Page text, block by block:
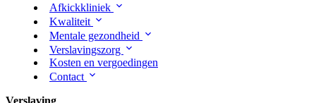
Afkickkliniek
Kwaliteit
Mentale gezondheid
Verslavingszorg
Kosten en vergoedingen
Contact
Verslaving